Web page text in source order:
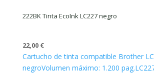
222BK Tinta EcoInk LC227 negro
22,00 €
Cartucho de tinta compatible Brother
negroVolumen máximo: 1.200 pag.